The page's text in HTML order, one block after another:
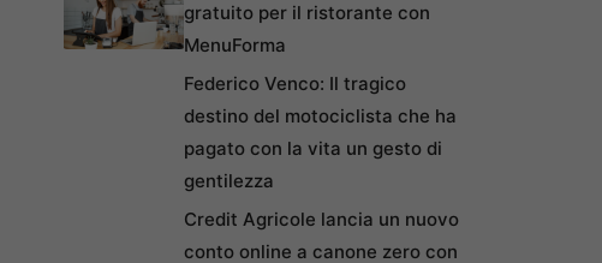
gratuito per il ristorante con
MenuForma
Federico Venco: Il tragico
destino del motociclista che ha
pagato con la vita un gesto di
gentilezza
Credit Agricole lancia un nuovo
conto online a canone zero con